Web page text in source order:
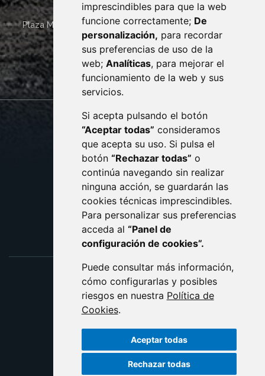
imprescindibles para que la web
funcione correctamente; De
personalización, para recordar
sus preferencias de uso de la
web; Analíticas, para mejorar el
funcionamiento de la web y sus
servicios.
Si acepta pulsando el botón
“Aceptar todas” consideramos
que acepta su uso. Si pulsa el
botón “Rechazar todas” o
continúa navegando sin realizar
ninguna acción, se guardarán las
cookies técnicas imprescindibles.
Para personalizar sus preferencias
acceda al “Panel de
configuración de cookies”.
Puede consultar más información,
cómo configurarlas y posibles
riesgos en nuestra Política de
Cookies.
Aceptar todas
Rechazar todas
Plaza Mayor 4 22400 MONZÓN - ARAGÓN (ESPAÑA)
· (34) 974 400 700 ·
sac@monzon.es
monzon.es
CONTACTO
AVISO LEGAL
PROTECCIÓN DE DATOS
POLÍTICA DE COOKIES
ACCESIBILIDAD
ENLACE EXTERNO AL